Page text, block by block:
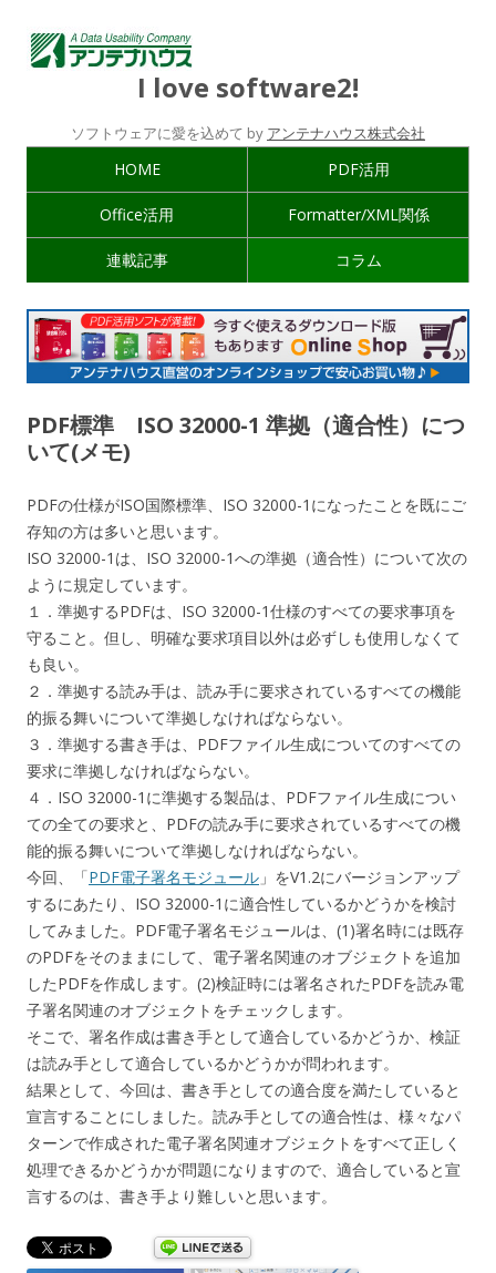
I love software2!
ソフトウェアに愛を込めて by アンテナハウス株式会社
HOME PDF活用
Office活用 Formatter/XML関係
連載記事 コラム
PDF標準 ISO 32000-1 準拠（適合性）につ
いて(メモ)
PDFの仕様がISO国際標準、ISO 32000-1になったことを既にご
存知の方は多いと思います。
ISO 32000-1は、ISO 32000-1への準拠（適合性）について次の
ように規定しています。
１．準拠するPDFは、ISO 32000-1仕様のすべての要求事項を
守ること。但し、明確な要求項目以外は必ずしも使用しなくて
も良い。
２．準拠する読み手は、読み手に要求されているすべての機能
的振る舞いについて準拠しなければならない。
３．準拠する書き手は、PDFファイル生成についてのすべての
要求に準拠しなければならない。
４．ISO 32000-1に準拠する製品は、PDFファイル生成につい
ての全ての要求と、PDFの読み手に要求されているすべての機
能的振る舞いについて準拠しなければならない。
今回、「PDF電子署名モジュール 」をV1.2にバージョンアップ
するにあたり、ISO 32000-1に適合性しているかどうかを検討
してみました。PDF電子署名モジュールは、(1)署名時には既存
のPDFをそのままにして、電子署名関連のオブジェクトを追加
したPDFを作成します。(2)検証時には署名されたPDFを読み電
子署名関連のオブジェクトをチェックします。
そこで、署名作成は書き手として適合しているかどうか、検証
は読み手として適合しているかどうかが問われます。
結果として、今回は、書き手としての適合度を満たしていると
宣言することにしました。読み手としての適合性は、様々なパ
ターンで作成された電子署名関連オブジェクトをすべて正しく
処理できるかどうかが問題になりますので、適合していると宣
言するのは、書き手より難しいと思います。